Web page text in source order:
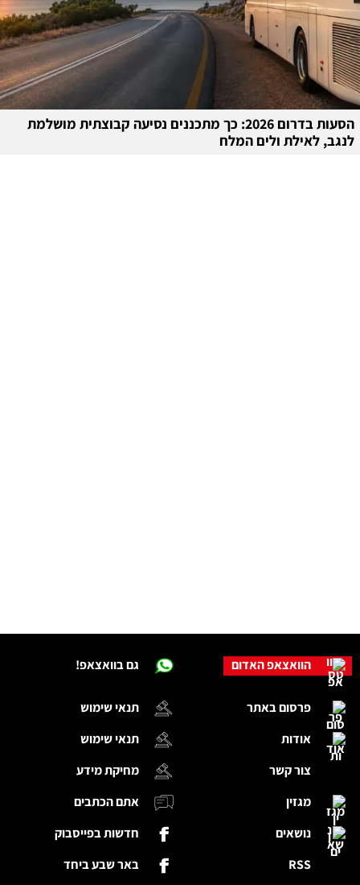
הסעות בדרום 2026: כך מתכננים נסיעה קבוצתית מושלמת
לנגב, לאילת ולים המלח
גם בוואצאפ!
תנאי שימוש
תנאי שימוש
מחיקת מידע
אתם הכתבים
חדשות בפייסבוק
באר שבע ביחד
הוואצאפ האדום
פרסום באתר
אודות
צור קשר
מגזין
נושאים
RSS